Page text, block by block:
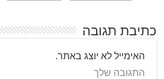
כתיבת תגובה
האימייל לא יוצג באתר.
התגובה שלך